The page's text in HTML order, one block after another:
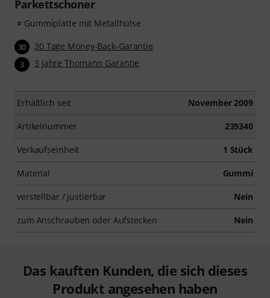
Parkettschoner
Gummiplatte mit Metallhülse
30 30 Tage Money-Back-Garantie
3 3 Jahre Thomann Garantie
Erhältlich seit November 2009
Artikelnummer 239340
Verkaufseinheit 1 Stück
Material Gummi
verstellbar / justierbar Nein
zum Anschrauben oder Aufstecken Nein
Das kauften Kunden, die sich dieses
Produkt angesehen haben